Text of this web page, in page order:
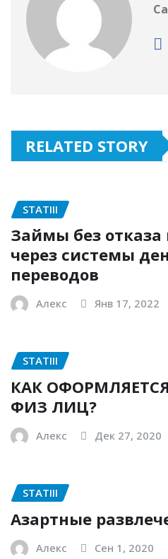
RELATED STORY
STATIII
Займы без
через системы
переводов
Алекс Янв 17, 2022
STATIII
КАК
ФИЗ ЛИЦ?
Алекс Дек 27, 2020
STATIII
Азартные
Алекс Сен 1, 2020